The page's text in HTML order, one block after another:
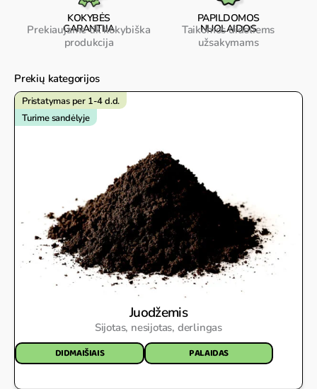
KOKYBĖS
GARANTIJA
Prekiaujame tik kokybiška
produkcija
PAPILDOMOS
NUOLAIDOS
Taikomos dideliems
užsakymams
Prekių kategorijos
Pristatymas per 1-4 d.d.
Turime sandėlyje
Juodžemis
Sijotas, nesijotas, derlingas
DIDMAIŠIAIS PALAIDAS